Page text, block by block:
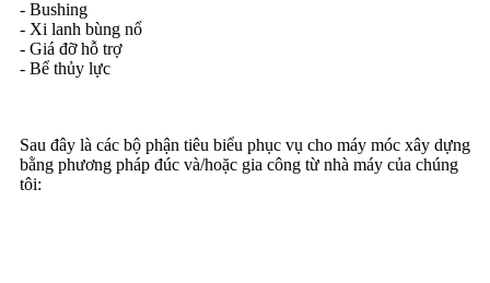
- Bushing
- Xi lanh bùng nổ
- Giá đỡ hỗ trợ
- Bể thủy lực
Sau đây là các bộ phận tiêu biểu phục vụ cho máy móc xây dựng
bằng phương pháp đúc và/hoặc gia công từ nhà máy của chúng
tôi: